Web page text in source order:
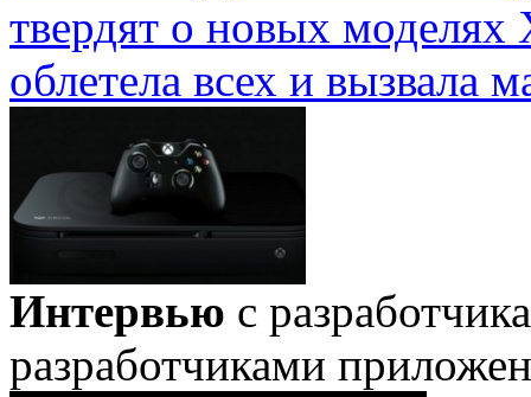
твердят о новых
облетела всех и вызвала
Интервью с
разработчиками